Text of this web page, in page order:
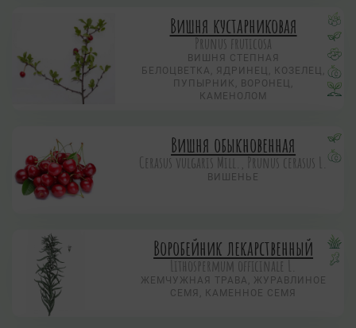
Вишня кустарниковая
Prunus fruticosa
ВИШНЯ СТЕПНАЯ
БЕЛОЦВЕТКА, ЯДРИНЕЦ, КОЗЕЛЕЦ,
ПУПЫРНИК, ВОРОНЕЦ,
КАМЕНОЛОМ
Вишня обыкновенная
Cerasus vulgaris Mill., Prunus cerasus L.
ВИШЕНЬЕ
Воробейник лекарственный
Lithospermum officinale L.
ЖЕМЧУЖНАЯ ТРАВА, ЖУРАВЛИНОЕ
СЕМЯ, КАМЕННОЕ СЕМЯ